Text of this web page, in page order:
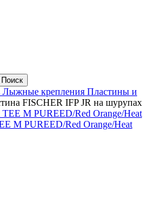
Поиск
Лыжные крепления Пластины и
FISCHER IFP JR на шурупах
M PUREED/Red Orange/Heat